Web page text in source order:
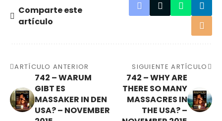
Comparte este
artículo
ARTÍCULO ANTERIOR
742 – WARUM
GIBT ES
MASSAKER IN DEN
USA? – NOVEMBER
SIGUIENTE ARTÍCULO
742 – WHY ARE
THERE SO MANY
MASSACRES IN
THE USA? –